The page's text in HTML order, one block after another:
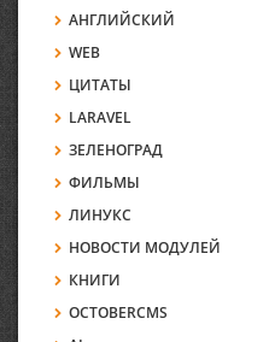
АНГЛИЙСКИЙ
WEB
ЦИТАТЫ
LARAVEL
ЗЕЛЕНОГРАД
ФИЛЬМЫ
ЛИНУКС
НОВОСТИ МОДУЛЕЙ
КНИГИ
OCTOBERCMS